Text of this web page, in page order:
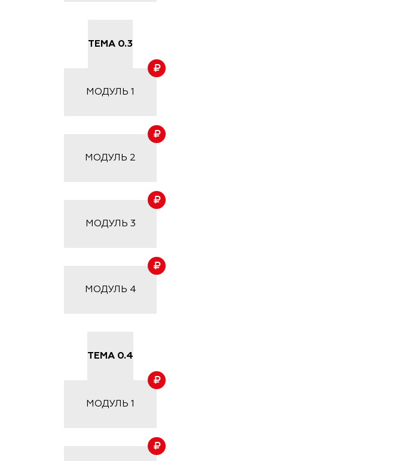
ТЕМА 0.3
МОДУЛЬ 1
МОДУЛЬ 2
МОДУЛЬ 3
МОДУЛЬ 4
ТЕМА 0.4
МОДУЛЬ 1